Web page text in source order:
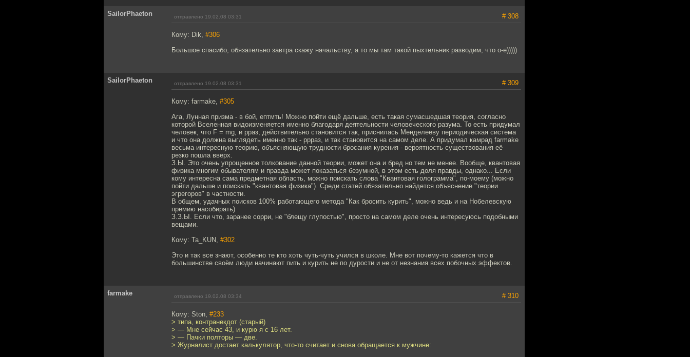
SailorPhaeton отправлено 19.02.08 03:31 # 308
Кому: Dik, #306
Большое спасибо, обязательно завтра скажу начальству, а то мы там такой пыхтельник разводим, что о-е)))))
SailorPhaeton отправлено 19.02.08 03:31 # 309
Кому: farmake, #305
Ага, Лунная призма - в бой, ептмть! Можно пойти ещё дальше, есть такая сумасшедшая теория, согласно
которой Вселенная видоизменяется именно благодаря деятельности человеческого разума. То есть придумал
человек, что F = mg, и рраз, действительно становится так, приснилась Менделееву периодическая система
и что она должна выглядеть именно так - ррраз, и так становится на самом деле. А придумал камрад farmake
весьма интересную теорию, объясняющую трудности бросания курения - вероятность существования её
резко пошла вверх.
З.Ы. Это очень упрощенное толкование данной теории, может она и бред но тем не менее. Вообще, квантовая
физика многим обывателям и правда может показаться безумной, в этом есть доля правды, однако... Если
кому интересна сама предметная область, можно поискать слова "Квантовая голограмма", по-моему (можно
пойти дальше и поискать "квантовая физика"). Среди статей обязательно найдется объяснение "теории
эгрегоров" в частности.
В общем, удачных поисков 100% работающего метода "Как бросить курить", можно ведь и на Нобелевскую
премию насобирать)
З.З.Ы. Если что, заранее сорри, не "блещу глупостью", просто на самом деле очень интересуюсь подобными
вещами.
Кому: Ta_KUN, #302
Это и так все знают, особенно те кто хоть чуть-чуть учился в школе. Мне вот почему-то кажется что в
большинстве своём люди начинают пить и курить не по дурости и не от незнания всех побочных эффектов.
farmake отправлено 19.02.08 03:34 # 310
Кому: Ston, #233
> типа, контранекдот (старый)
> — Мне сейчас 43, и курю я с 16 лет.
> — Пачки полторы — две.
> Журналист достает калькулятор, что-то считает и снова обращается к мужчине: